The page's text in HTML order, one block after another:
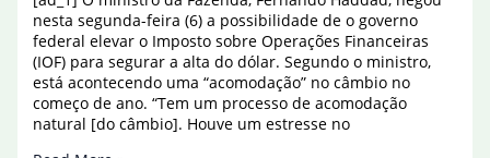
nesta segunda-feira (6) a possibilidade de o governo
federal elevar o Imposto sobre Operações Financeiras
(IOF) para segurar a alta do dólar. Segundo o ministro,
está acontecendo uma “acomodação” no câmbio no
começo de ano. “Tem um processo de acomodação
natural [do câmbio]. Houve um estresse no